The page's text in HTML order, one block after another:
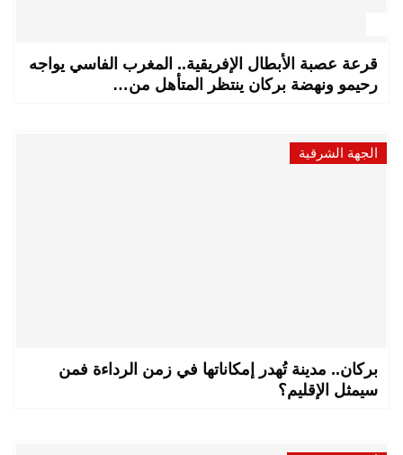
قرعة عصبة الأبطال الإفريقية.. المغرب الفاسي يواجه
رحيمو ونهضة بركان ينتظر المتأهل من…
الجهة الشرقية
بركان.. مدينة تُهدر إمكاناتها في زمن الرداءة فمن
سيمثل الإقليم؟